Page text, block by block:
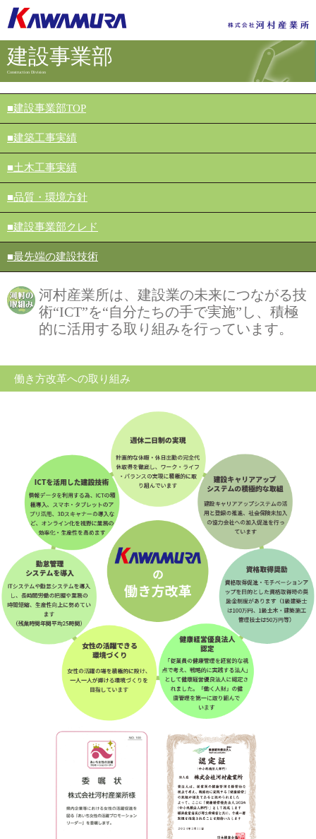
■建設事業部TOP
■建築工事実績
■土木工事実績
■品質・環境方針
■建設事業部クレド
■最先端の建設技術
建設事業部
Construction Division
河村産業所は、建設業の未来につながる技
術“ICT”を“自分たちの手で実施”し、積極
的に活用する取り組みを行っています。
働き方改革への取り組み